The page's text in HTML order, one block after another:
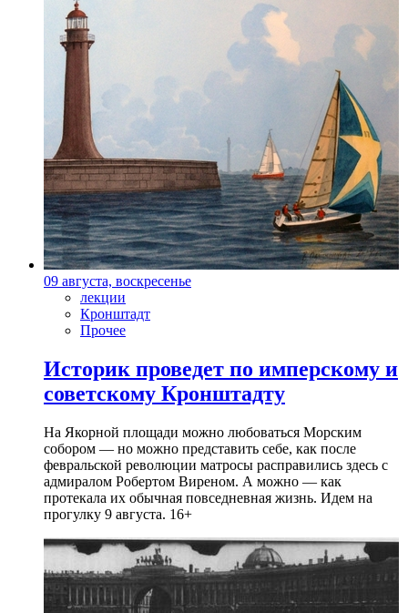
09 августа, воскресенье
лекции
Кронштадт
Прочее
Историк проведет по имперскому и
советскому Кронштадту
На Якорной площади можно любоваться Морским
собором — но можно представить себе, как после
февральской революции матросы расправились здесь с
адмиралом Робертом Виреном. А можно — как
протекала их обычная повседневная жизнь. Идем на
прогулку 9 августа. 16+